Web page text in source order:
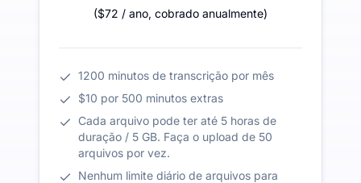
($72 / ano, cobrado anualmente)
1200 minutos de transcrição por mês
$10 por 500 minutos extras
Cada arquivo pode ter até 5 horas de
duração / 5 GB. Faça o upload de 50
arquivos por vez.
Nenhum limite diário de arquivos para